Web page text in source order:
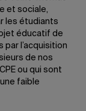
et sociale,
les étudiants
éducatif de
par l’acquisition
de nos
ou qui sont
faible